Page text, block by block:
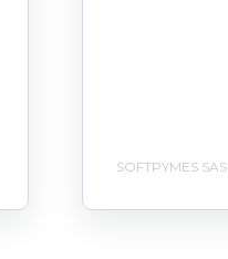
SOFTPYMES SAS